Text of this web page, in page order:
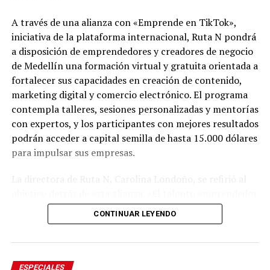
Del 6 al 17 de agosto, Plaza Cines, el pasillo Norte y
encuentro que reunirá el patrimonio cultural de ambos
territorios y la presencia de artesanos de diferentes
Por su parte, Plaza Palmas albergará hasta el 17 de
A través de una alianza con «Emprende en TikTok»,
iniciativa de la plataforma internacional, Ruta N pondrá
a disposición de emprendedores y creadores de negocio
de Medellín una formación virtual y gratuita orientada a
fortalecer sus capacidades en creación de contenido,
marketing digital y comercio electrónico. El programa
contempla talleres, sesiones personalizadas y mentorías
con expertos, y los participantes con mejores resultados
podrán acceder a capital semilla de hasta 15.000 dólares
para impulsar sus empresas.
necesita herramientas, conocimiento y conexiones que
le permitan convertir las ideas en negocios con
a oportunidades. Desde Ruta N seguimos conectando
CONTINUAR LEYENDO
ESPECIALES